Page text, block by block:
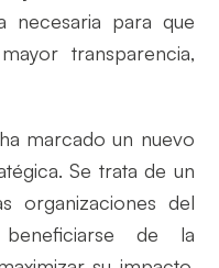
necesaria para que
transparencia,
marcado un nuevo
Se trata de un
organizaciones del
de la